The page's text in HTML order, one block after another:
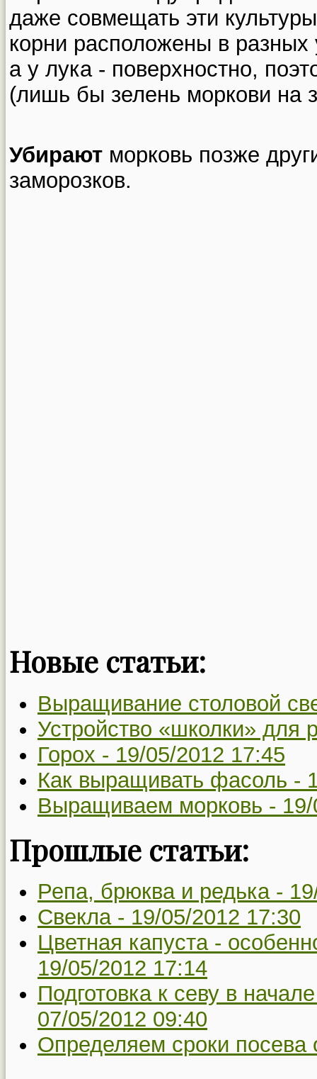
даже совмещать эти
корни расположены в разных
а у лука - поверхностно,
(лишь бы зелень моркови на
Убирают морковь позже
заморозков.
Новые статьи:
Выращивание столовой
Устройство «школки» для
Горох - 19/05/2012 17:45
Как выращивать фасоль -
Выращиваем морковь -
Прошлые статьи:
Репа, брюква и редька -
Свекла - 19/05/2012 17:30
Цветная капуста -
19/05/2012 17:14
Подготовка к севу в
07/05/2012 09:40
Определяем сроки